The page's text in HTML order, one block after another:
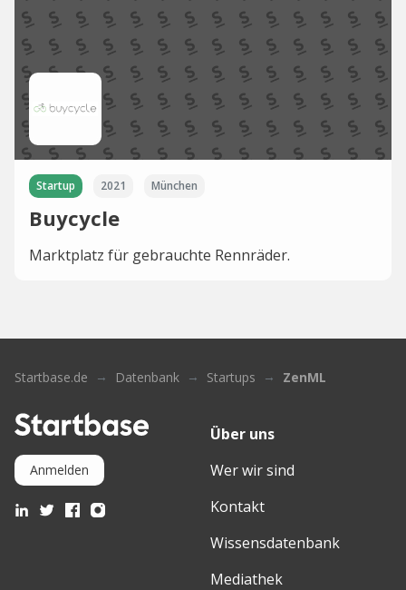
Startup 2021 München
Buycycle
Marktplatz für gebrauchte Rennräder.
Startbase.de Datenbank Startups ZenML
Anmelden
Über uns
Wer wir sind
Kontakt
Wissensdatenbank
Mediathek